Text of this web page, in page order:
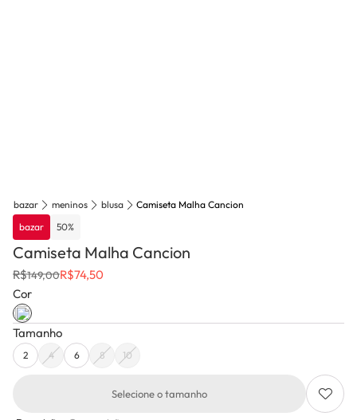
bazar meninos blusa
Camiseta Malha Cancion
bazar
50%
Camiseta Malha Cancion
R$149,00R$74,50
Cor
Tamanho
2 4 6 8 10
Selecione o tamanho